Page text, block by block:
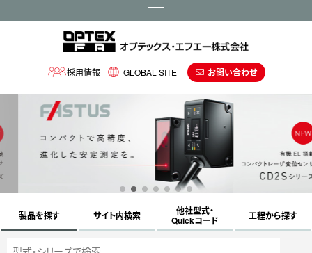
採用情報 GLOBAL SITE お問い合わせ
製品を探す サイト内検索 他社型式・
Quickコード 工程から探す